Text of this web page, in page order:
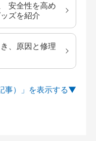
安全性を高め
ズを紹介
、原因と修理
事）」を